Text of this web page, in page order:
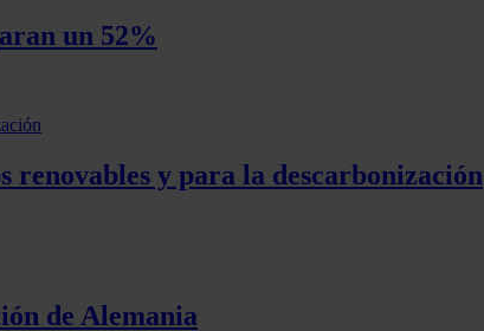
un 52%
y para la descarbonización
de Alemania